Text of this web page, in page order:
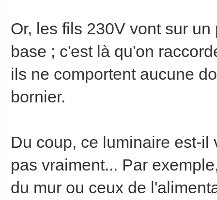
Or, les fils 230V vont sur
base ; c'est là qu'on
ils ne comportent aucune
bornier.
Du coup, ce luminaire est-
pas vraiment... Par
du mur ou ceux de